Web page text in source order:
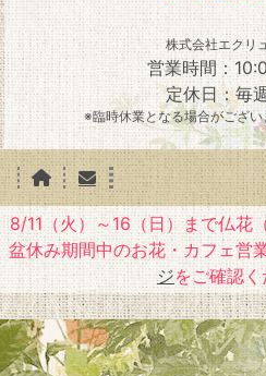
株式会社エクリ
営業時間：
定休日：毎
※臨時休業となる場合がござい
8/11（火）～16（日）まで仏花
盆休み期間中のお花・カフェ営
ジをご確認く